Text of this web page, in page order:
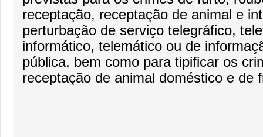
receptação, receptação de animal e
perturbação de serviço telegráfico,
informático, telemático ou de
pública, bem como para tipificar os
receptação de animal doméstico e de